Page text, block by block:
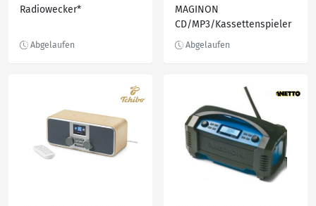
Radiowecker*
MAGINON
CD/MP3/Kassettenspieler